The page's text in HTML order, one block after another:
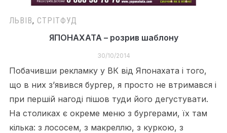
ЛЬВІВ, СТРІТФУД
ЯПОНАХАТА – розрив шаблону
30/10/2014
Побачивши рекламку у ВК від Японахата і того,
що в них з’явився бургер, я просто не втримався і
при першій нагоді пішов туди його дегустувати.
На столиках є окреме меню з бургерами, їх там
кілька: з лососем, з макреллю, з куркою, з